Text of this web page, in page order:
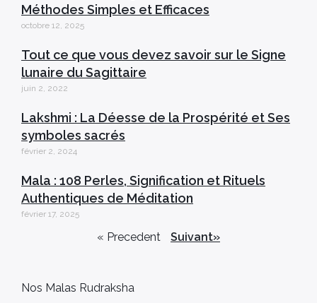
Méthodes Simples et Efficaces
octobre 12, 2025
Tout ce que vous devez savoir sur le Signe
lunaire du Sagittaire
juin 2, 2022
Lakshmi : La Déesse de la Prospérité et Ses
symboles sacrés
février 2, 2024
Mala : 108 Perles, Signification et Rituels
Authentiques de Méditation
février 17, 2025
« Precedent Suivant»
Nos Malas Rudraksha